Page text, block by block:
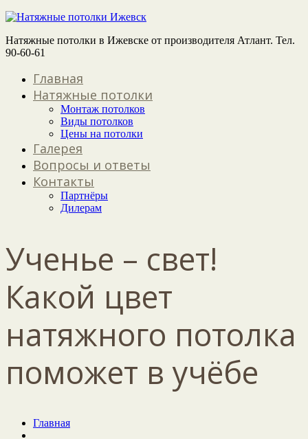
Натяжные потолки в Ижевске от производителя Атлант. Тел.
90-60-61
Главная
Натяжные потолки
Монтаж потолков
Виды потолков
Цены на потолки
Галерея
Вопросы и ответы
Контакты
Партнёры
Дилерам
Ученье – свет!
Какой цвет
натяжного потолка
поможет в учёбе
Главная